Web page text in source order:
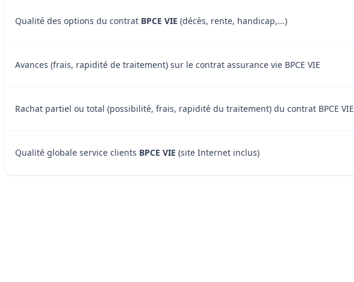
Qualité des options du contrat BPCE VIE (décès, rente, handicap,...)
Avances (frais, rapidité de traitement) sur le contrat assurance vie BPCE VIE
Rachat partiel ou total (possibilité, frais, rapidité du traitement) du contrat BPCE VIE
Qualité globale service clients BPCE VIE (site Internet inclus)